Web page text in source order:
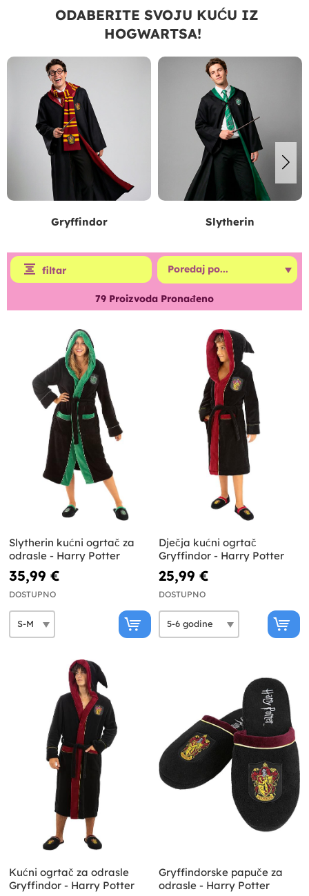
ODABERITE SVOJU KUĆU IZ
HOGWARTSA!
Gryffindor Slytherin
filtar
79 Proizvoda Pronađeno
Slytherin kućni ogrtač za
odrasle - Harry Potter
35,99 €
DOSTUPNO
Dječja kućni ogrtač
Gryffindor - Harry Potter
25,99 €
DOSTUPNO
Kućni ogrtač za odrasle
Gryffindor - Harry Potter
Gryffindorske papuče za
odrasle - Harry Potter